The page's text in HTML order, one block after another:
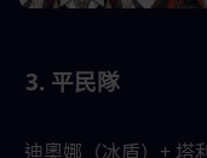
3. 平民隊
迪奧娜（冰盾）+ 塔